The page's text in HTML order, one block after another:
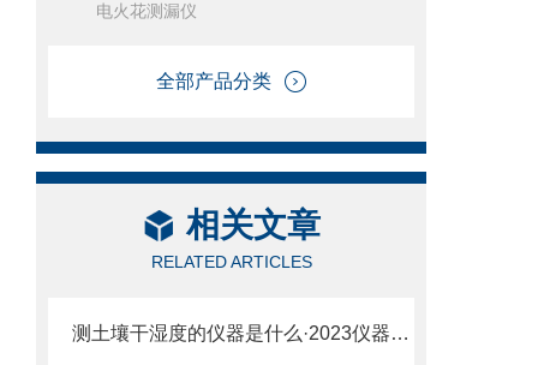
电火花测漏仪
全部产品分类
相关文章
RELATED ARTICLES
测土壤干湿度的仪器是什么·2023仪器仪表·云唐土壤干湿度检测仪器设备